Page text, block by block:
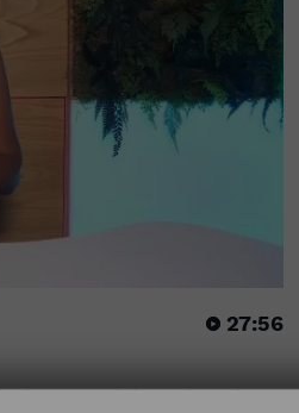
27:56
rwandaise s'étend sur